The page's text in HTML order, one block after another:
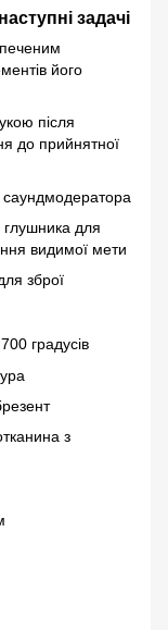
задачі
його
після
до прийнятної
для
видимої мети
зброї
градусів
з